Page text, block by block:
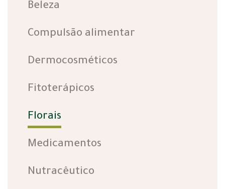
Beleza
Compulsão alimentar
Dermocosméticos
Fitoterápicos
Florais
Medicamentos
Nutracêutico